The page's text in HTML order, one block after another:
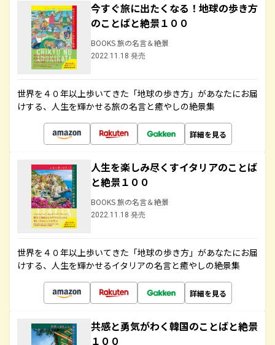
今すぐ旅に出たくなる！地球の歩き方
のことばと絶景１００
BOOKS 旅の名言＆絶景
2022.11.18 発売
世界を４０年以上歩いてきた「地球の歩き方」があなたにお届
けする、人生を輝かせる旅の名言と癒やしの絶景集
詳細を見る
人生を楽しみ尽くすイタリアのことば
と絶景１００
BOOKS 旅の名言＆絶景
2022.11.18 発売
世界を４０年以上歩いてきた「地球の歩き方」があなたにお届
けする、人生を輝かせるイタリアの名言と癒やしの絶景集
詳細を見る
共感と勇気がわく韓国のことばと絶景
１００